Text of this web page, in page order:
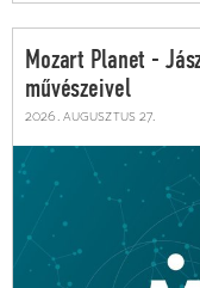
Mozart Planet -
művészeivel
2026. augusztus 27.